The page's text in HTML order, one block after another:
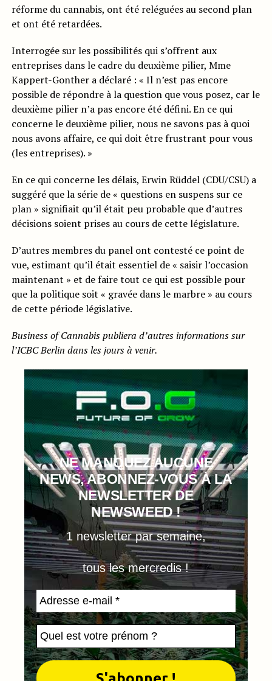
réforme du cannabis, ont été reléguées au second plan
et ont été retardées.
Interrogée sur les possibilités qui s’offrent aux
entreprises dans le cadre du deuxième pilier, Mme
Kappert-Gonther a déclaré : « Il n’est pas encore
possible de répondre à la question que vous posez, car le
deuxième pilier n’a pas encore été défini. En ce qui
concerne le deuxième pilier, nous ne savons pas à quoi
nous avons affaire, ce qui doit être frustrant pour vous
(les entreprises). »
En ce qui concerne les délais, Erwin Rüddel (CDU/CSU) a
suggéré que la série de « questions en suspens sur ce
plan » signifiait qu’il était peu probable que d’autres
décisions soient prises au cours de cette législature.
D’autres membres du panel ont contesté ce point de
vue, estimant qu’il était essentiel de « saisir l’occasion
maintenant » et de faire tout ce qui est possible pour
que la politique soit « gravée dans le marbre » au cours
de cette période législative.
Business of Cannabis publiera d’autres informations sur
l’ICBC Berlin dans les jours à venir.
NE MANQUEZ AUCUNE
NEWS, ABONNEZ-VOUS À LA
NEWSLETTER DE
NEWSWEED !
1 newsletter par semaine,
tous les mercredis !